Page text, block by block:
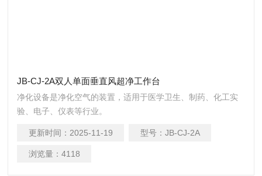
JB-CJ-2A双人单面垂直风超净工作台
净化设备是净化空气的装置，适用于医学卫生、制药、化工实
验、电子、仪表等行业。
更新时间： 2025-11-19 型号： JB-CJ-2A
浏览量： 4118